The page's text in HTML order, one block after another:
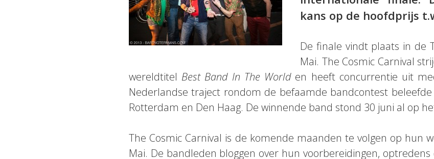
kans op de hoofdprijs
De finale vindt plaats in de
Mai. The Cosmic Carnival
wereldtitel Best Band In The Worlden heeft concurrentie uit
Nederlandse traject rondom de befaamde bandcontest
Rotterdam en Den Haag. De winnende band stond 30 juni al op
The Cosmic Carnival is de komende maanden te volgen op hun
Mai. De bandleden bloggen over hun voorbereidingen,